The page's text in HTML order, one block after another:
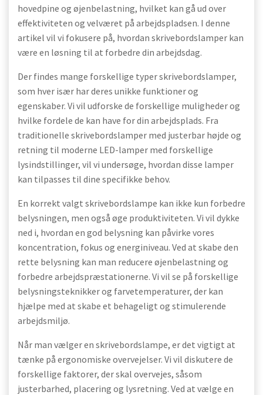
hovedpine og øjenbelastning, hvilket kan gå ud over
effektiviteten og velværet på arbejdspladsen. I denne
artikel vil vi fokusere på, hvordan skrivebordslamper kan
være en løsning til at forbedre din arbejdsdag.
Der findes mange forskellige typer skrivebordslamper,
som hver især har deres unikke funktioner og
egenskaber. Vi vil udforske de forskellige muligheder og
hvilke fordele de kan have for din arbejdsplads. Fra
traditionelle skrivebordslamper med justerbar højde og
retning til moderne LED-lamper med forskellige
lysindstillinger, vil vi undersøge, hvordan disse lamper
kan tilpasses til dine specifikke behov.
En korrekt valgt skrivebordslampe kan ikke kun forbedre
belysningen, men også øge produktiviteten. Vi vil dykke
ned i, hvordan en god belysning kan påvirke vores
koncentration, fokus og energiniveau. Ved at skabe den
rette belysning kan man reducere øjenbelastning og
forbedre arbejdspræstationerne. Vi vil se på forskellige
belysningsteknikker og farvetemperaturer, der kan
hjælpe med at skabe et behageligt og stimulerende
arbejdsmiljø.
Når man vælger en skrivebordslampe, er det vigtigt at
tænke på ergonomiske overvejelser. Vi vil diskutere de
forskellige faktorer, der skal overvejes, såsom
justerbarhed, placering og lysretning. Ved at vælge en